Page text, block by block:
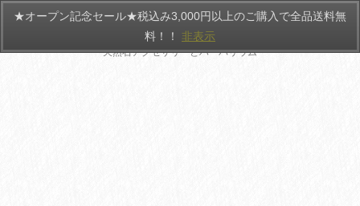
HANATEMARI
天然石アクセサリーとハーバリウム
★オープン記念セール★税込み3,000円以上のご購入で全品送料無
料！！ 非表示